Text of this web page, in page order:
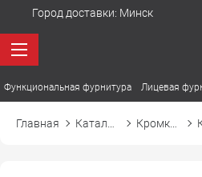
Город доставки: Минск
Функциональная фурнитура Лицевая
Главная